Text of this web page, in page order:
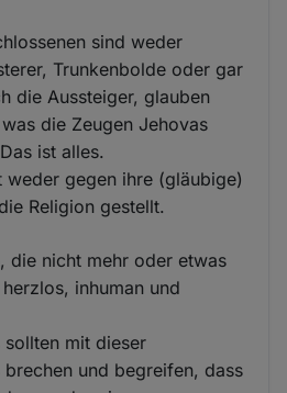
sind weder
Trunkenbolde oder gar
die Aussteiger, glauben
die Zeugen Jehovas
ist alles.
weder gegen ihre (gläubige)
Religion gestellt.
die nicht mehr oder etwas
inhuman und
sollten mit dieser
und begreifen, dass